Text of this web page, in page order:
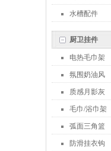
水槽配件
厨卫挂件
电热毛巾架
氛围奶油风
质感月影灰
毛巾/浴巾架
弧面三角篮
防滑挂衣钩